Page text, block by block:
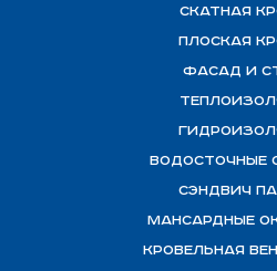
Скатная
Плоская
Фасад и
Водосточные
Сэндвич
Мансардные
Кровельная